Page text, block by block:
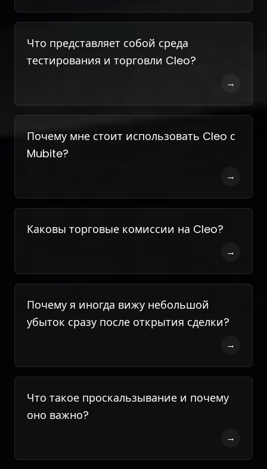
Что представляет собой среда
тестирования и торговли Cleo?
→
Почему мне стоит использовать Cleo с
Mubite?
→
Каковы торговые комиссии на Cleo?
→
Почему я иногда вижу небольшой
убыток сразу после открытия сделки?
→
Что такое проскальзывание и почему
оно важно?
→